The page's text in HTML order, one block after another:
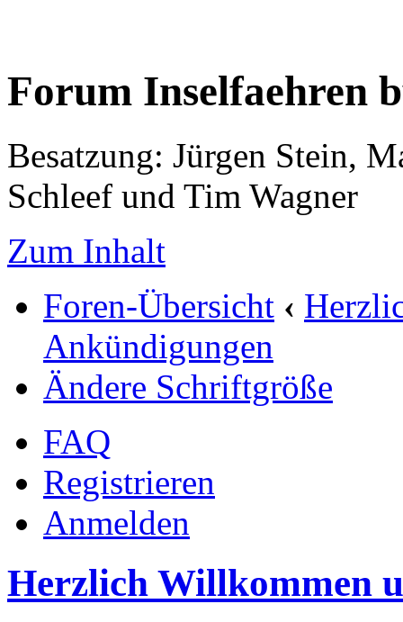
Forum Inselfaehren
Besatzung: Jürgen Stein,
Schleef und Tim Wagner
Zum Inhalt
Foren-Übersicht ‹
Ankündigungen
Ändere Schriftgröße
FAQ
Registrieren
Anmelden
Herzlich Willkommen